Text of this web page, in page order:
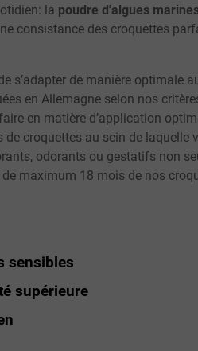
la poudre d'algues
consistance des croquettes
s’adapter de manière optimale
en Allemagne selon nos
en matière d’application
croquettes au sein de laquelle
odorants ou gestatifs non
maximum 18 mois de nos
sensibles
supérieure